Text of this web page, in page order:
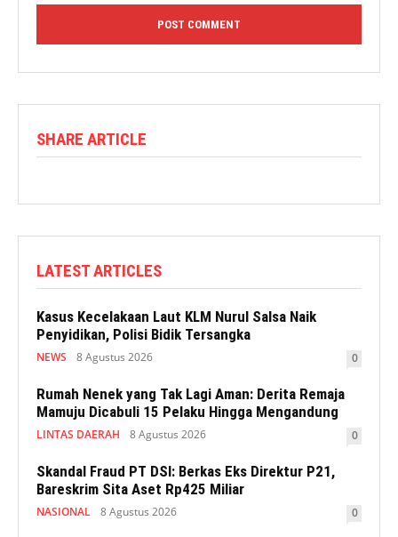
SHARE ARTICLE
LATEST ARTICLES
Kasus Kecelakaan Laut KLM Nurul Salsa Naik
Penyidikan, Polisi Bidik Tersangka
NEWS 8 Agustus 2026 0
Rumah Nenek yang Tak Lagi Aman: Derita Remaja
Mamuju Dicabuli 15 Pelaku Hingga Mengandung
LINTAS DAERAH 8 Agustus 2026 0
Skandal Fraud PT DSI: Berkas Eks Direktur P21,
Bareskrim Sita Aset Rp425 Miliar
NASIONAL 8 Agustus 2026 0